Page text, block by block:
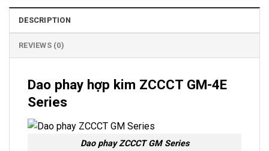
DESCRIPTION
REVIEWS (0)
Dao phay hợp kim ZCCCT GM-4E
Series
Dao phay ZCCCT GM Series